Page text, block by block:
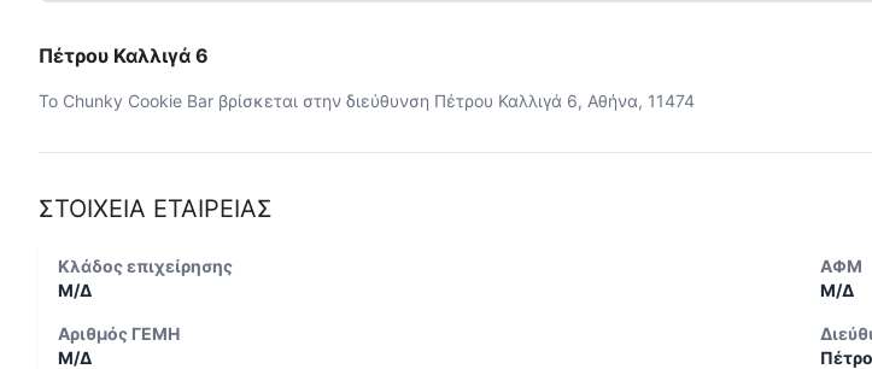
Πέτρου Καλλιγά 6
Το Chunky Cookie Bar βρίσκεται στην διεύθυνση Πέτρου Καλλιγά 6, Αθήνα, 11474
ΣΤΟΙΧΕΙΑ ΕΤΑΙΡΕΙΑΣ
Κλάδος επιχείρησης
Μ/Δ
ΑΦΜ
Μ/Δ
Αριθμός ΓΕΜΗ
Μ/Δ